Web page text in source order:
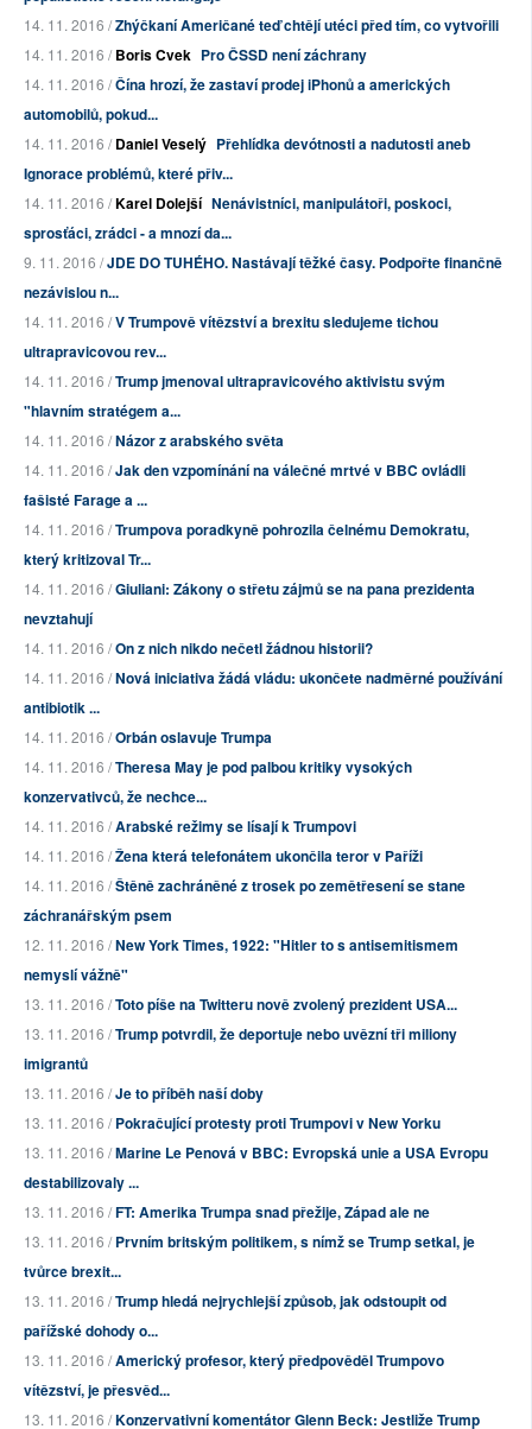
14. 11. 2016 /Zhýčkaní Američané teď chtějí utéci před tím, co vytvořili
14. 11. 2016 /Boris Cvek Pro ČSSD není záchrany
14. 11. 2016 /Čína hrozí, že zastaví prodej iPhonů a amerických
automobilů, pokud...
14. 11. 2016 /Daniel Veselý Přehlídka devótnosti a nadutosti aneb
Ignorace problémů, které přiv...
14. 11. 2016 /Karel Dolejší Nenávistníci, manipulátoři, poskoci,
sprosťáci, zrádci - a mnozí da...
9. 11. 2016 /JDE DO TUHÉHO. Nastávají těžké časy. Podpořte finančně
nezávislou n...
14. 11. 2016 /V Trumpově vítězství a brexitu sledujeme tichou
ultrapravicovou rev...
14. 11. 2016 /Trump jmenoval ultrapravicového aktivistu svým
"hlavním stratégem a...
14. 11. 2016 /Názor z arabského světa
14. 11. 2016 /Jak den vzpomínání na válečné mrtvé v BBC ovládli
fašisté Farage a ...
14. 11. 2016 /Trumpova poradkyně pohrozila čelnému Demokratu,
který kritizoval Tr...
14. 11. 2016 /Giuliani: Zákony o střetu zájmů se na pana prezidenta
nevztahují
14. 11. 2016 /On z nich nikdo nečetl žádnou historii?
14. 11. 2016 /Nová iniciativa žádá vládu: ukončete nadměrné používání
antibiotik ...
14. 11. 2016 /Orbán oslavuje Trumpa
14. 11. 2016 /Theresa May je pod palbou kritiky vysokých
konzervativců, že nechce...
14. 11. 2016 /Arabské režimy se lísají k Trumpovi
14. 11. 2016 /Žena která telefonátem ukončila teror v Paříži
14. 11. 2016 /Štěně zachráněné z trosek po zemětřesení se stane
záchranářským psem
12. 11. 2016 /New York Times, 1922: "Hitler to s antisemitismem
nemyslí vážně"
13. 11. 2016 /Toto píše na Twitteru nově zvolený prezident USA...
13. 11. 2016 /Trump potvrdil, že deportuje nebo uvězní tři miliony
imigrantů
13. 11. 2016 /Je to příběh naší doby
13. 11. 2016 /Pokračující protesty proti Trumpovi v New Yorku
13. 11. 2016 /Marine Le Penová v BBC: Evropská unie a USA Evropu
destabilizovaly ...
13. 11. 2016 /FT: Amerika Trumpa snad přežije, Západ ale ne
13. 11. 2016 /Prvním britským politikem, s nímž se Trump setkal, je
tvůrce brexit...
13. 11. 2016 /Trump hledá nejrychlejší způsob, jak odstoupit od
pařížské dohody o...
13. 11. 2016 /Americký profesor, který předpověděl Trumpovo
vítězství, je přesvěd...
13. 11. 2016 /Konzervativní komentátor Glenn Beck: Jestliže Trump